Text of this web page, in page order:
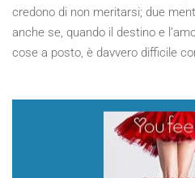
credono di non meritarsi; due
anche se, quando il destino e
cose a posto, è davvero difficile